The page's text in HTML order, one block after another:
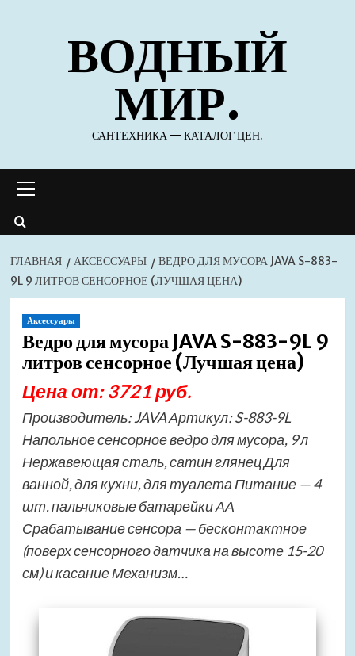
содержимомуВОДНЫЙ
МИР.
САНТЕХНИКА — КАТАЛОГ ЦЕН.
меню
ГЛАВНАЯ АКСЕССУАРЫ
ВЕДРО ДЛЯ МУСОРА JAVA S-883-
9L 9 ЛИТРОВ СЕНСОРНОЕ (ЛУЧШАЯ ЦЕНА)
Аксессуары
Ведро для мусора JAVA S-883-9L 9
литров сенсорное (Лучшая цена)
Цена от: 3721 руб.
Производитель: JAVA Артикул: S-883-9L
Напольное сенсорное ведро для мусора, 9 л
Нержавеющая сталь, сатин глянец Для
ванной, для кухни, для туалета Питание — 4
шт. пальчиковые батарейки АА
Срабатывание сенсора — бесконтактное
(поверх сенсорного датчика на высоте 15-20
см) и касание Механизм…